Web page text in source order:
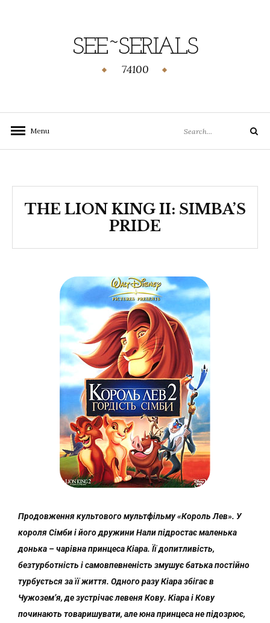
SEE~SERIALS
74100
Menu
THE LION KING II: SIMBA’S
PRIDE
Продовження культового мультфільму «Король Лев». У
короля Сімби і його дружини Нали підростає маленька
донька – чарівна принцеса Кіара. Її допитливість,
безтурботність і самовпевненість змушує батька постійно
турбується за її життя. Одного разу Кіара збігає в
Чужозем’я, де зустрічає левеня Кову. Кіара і Кову
починають товаришувати, але юна принцеса не підозрює,